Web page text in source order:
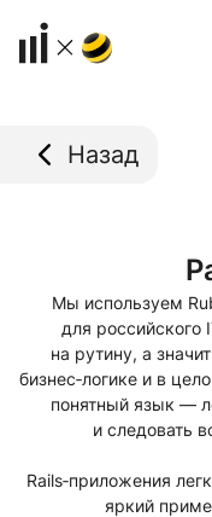
Назад
Мы используем
для
на рутину, а
бизнес‑логике и в
понятный язык —
и следовать
Rails‑приложения
яркий